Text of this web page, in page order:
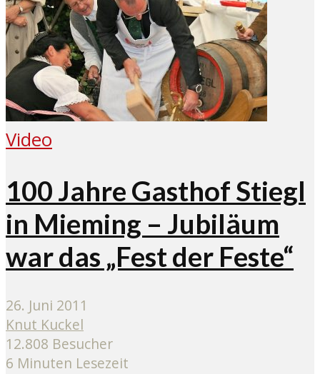
Video
100 Jahre Gasthof Stiegl
in Mieming – Jubiläum
war das „Fest der Feste“
26. Juni 2011
Knut Kuckel
12.808 Besucher
6 Minuten Lesezeit